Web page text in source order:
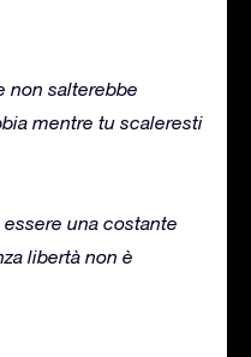
non salterebbe
mentre tu scaleresti
una costante
libertà non è